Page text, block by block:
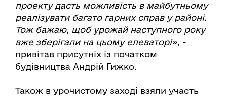
проекту дасть можливість в майбутньому
реалізувати багато гарних справ у районі.
Тож бажаю, щоб урожай наступного року
вже зберігали на цьому елеваторі», -
привітав присутніх із початком
будівництва Андрій Гижко.
Також в урочистому заході взяли участь